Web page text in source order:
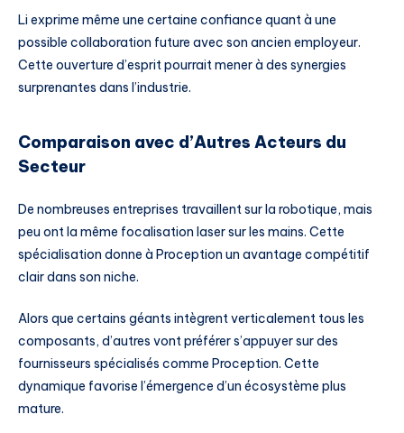
Li exprime même une certaine confiance quant à une
possible collaboration future avec son ancien employeur.
Cette ouverture d’esprit pourrait mener à des synergies
surprenantes dans l’industrie.
Comparaison avec d’Autres Acteurs du
Secteur
De nombreuses entreprises travaillent sur la robotique, mais
peu ont la même focalisation laser sur les mains. Cette
spécialisation donne à Proception un avantage compétitif
clair dans son niche.
Alors que certains géants intègrent verticalement tous les
composants, d’autres vont préférer s’appuyer sur des
fournisseurs spécialisés comme Proception. Cette
dynamique favorise l’émergence d’un écosystème plus
mature.